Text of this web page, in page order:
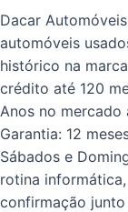
Dacar
automóveis
histórico na
crédito até 120
Anos no
Garantia: 12
Sábados e
rotina
confirmação